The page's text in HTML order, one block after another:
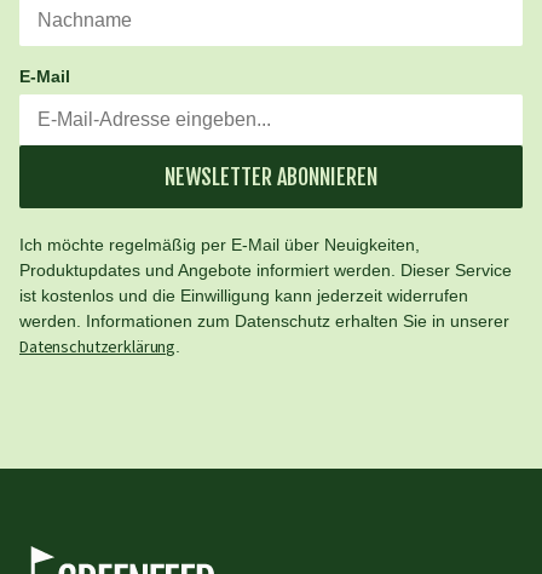
E-Mail
NEWSLETTER ABONNIEREN
Ich möchte regelmäßig per E-Mail über Neuigkeiten,
Produktupdates und Angebote informiert werden. Dieser Service
ist kostenlos und die Einwilligung kann jederzeit widerrufen
werden. Informationen zum Datenschutz erhalten Sie in unserer
Datenschutzerklärung.